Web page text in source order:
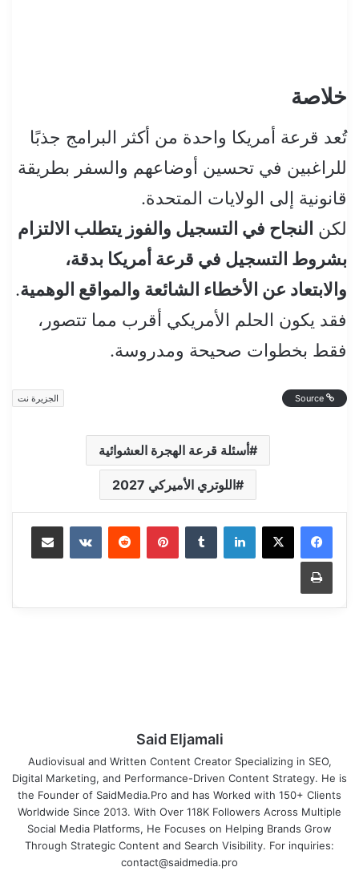
خلاصة
تُعد قرعة أمريكا واحدة من أكثر البرامج جذبًا
للراغبين في تحسين أوضاعهم والسفر بطريقة
قانونية إلى الولايات المتحدة.
لكن النجاح في التسجيل والفوز يتطلب الالتزام
بشروط التسجيل في قرعة أمريكا بدقة،
والابتعاد عن الأخطاء الشائعة والمواقع الوهمية.
فقد يكون الحلم الأمريكي أقرب مما تتصور،
فقط بخطوات صحيحة ومدروسة.
الجزيرة نت
أسئلة قرعة الهجرة العشوائية
اللوتري الأميركي 2027
LinkedIn
Tumblr
Pinterest
Reddit
VKontakte
Share via Email
Print
Said Eljamali
Audiovisual and Written Content Creator Specializing in SEO,
Digital Marketing, and Performance-Driven Content Strategy. He is
the Founder of SaidMedia.Pro and has Worked with 150+ Clients
Worldwide Since 2013. With Over 118K Followers Across Multiple
Social Media Platforms, He Focuses on Helping Brands Grow
Through Strategic Content and Search Visibility. For inquiries:
contact@saidmedia.pro